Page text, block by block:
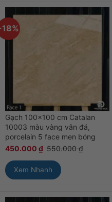
Gạch 100×100 cm Catalan
10003 màu vàng vân đá,
porcelain 5 face men bóng
450.000 ₫ 550.000₫
Xem Nhanh